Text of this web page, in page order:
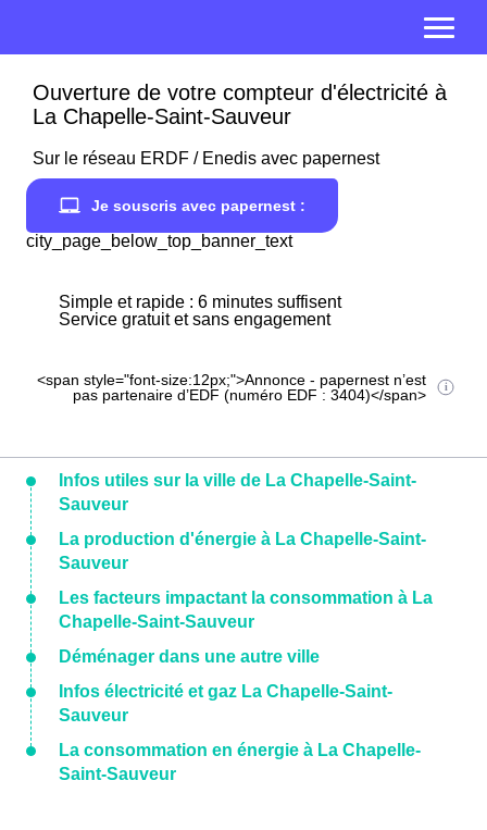
Ouverture de votre compteur d'électricité à
La Chapelle-Saint-Sauveur
Sur le réseau ERDF / Enedis avec papernest
Je souscris avec papernest :
city_page_below_top_banner_text
Simple et rapide : 6 minutes suffisent
Service gratuit et sans engagement
<span style="font-size:12px;">Annonce - papernest n’est
pas partenaire d’EDF (numéro EDF : 3404)</span>
Infos utiles sur la ville de La Chapelle-Saint-
Sauveur
La production d'énergie à La Chapelle-Saint-
Sauveur
Les facteurs impactant la consommation à La
Chapelle-Saint-Sauveur
Déménager dans une autre ville
Infos électricité et gaz La Chapelle-Saint-
Sauveur
La consommation en énergie à La Chapelle-
Saint-Sauveur